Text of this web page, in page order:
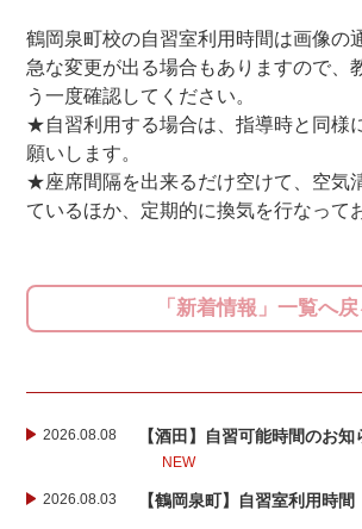
鶴岡泉町校の自習室利用時間は画像の
急な変更が出る場合もありますので、
う一度確認してください。
★自習利用する場合は、指導時と同様
願いします。
★座席間隔を出来るだけ空けて、空気
ているほか、定期的に換気を行なって
「新着情報」一覧へ
2026.08.08 【酒田】自習可能時間のお知
NEW
2026.08.03 【鶴岡泉町】自習室利用時間